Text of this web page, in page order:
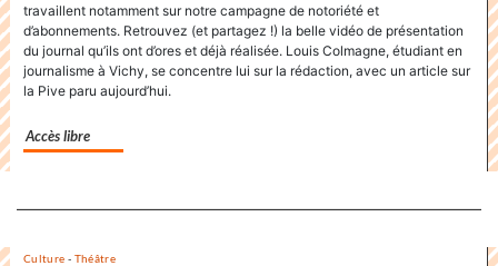
Factuel
»
dans
communication
travaillent notamment sur notre campagne de notoriété et
d’abonnements. Retrouvez (et partagez !) la belle vidéo de présentation
du journal qu’ils ont d’ores et déjà réalisée. Louis Colmagne, étudiant en
journalisme à Vichy, se concentre lui sur la rédaction, avec un article sur
la Pive paru aujourd’hui.
Accès libre
Culture - Théâtre